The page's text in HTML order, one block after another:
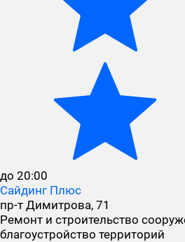
до 20:00
Сайдинг Плюс
пр-т Димитрова, 71
Ремонт и строительство
благоустройство территорий